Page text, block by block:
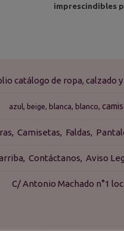
imprescindibles
catálogo de ropa, calzado
azul beige blanca blanco
Camisetas Faldas
Contáctanos Aviso
C/ Antonio Machado n°1